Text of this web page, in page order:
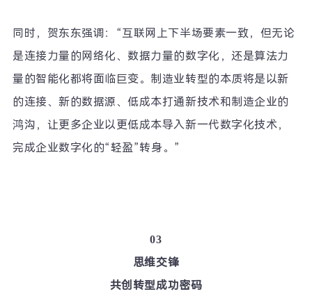
同时，贺东东强调： “互联网上下半场要素一致，但无论
是连接力量的网络化、数据力量的数字化，还是算法力
量的智能化都将面临巨变。制造业转型的本质将是以新
的连接、新的数据源、低成本打通新技术和制造企业的
鸿沟，让更多企业以更低成本导入新一代数字化技术，
完成企业数字化的“轻盈”转身。 ”
03
思维交锋
共创转型成功密码